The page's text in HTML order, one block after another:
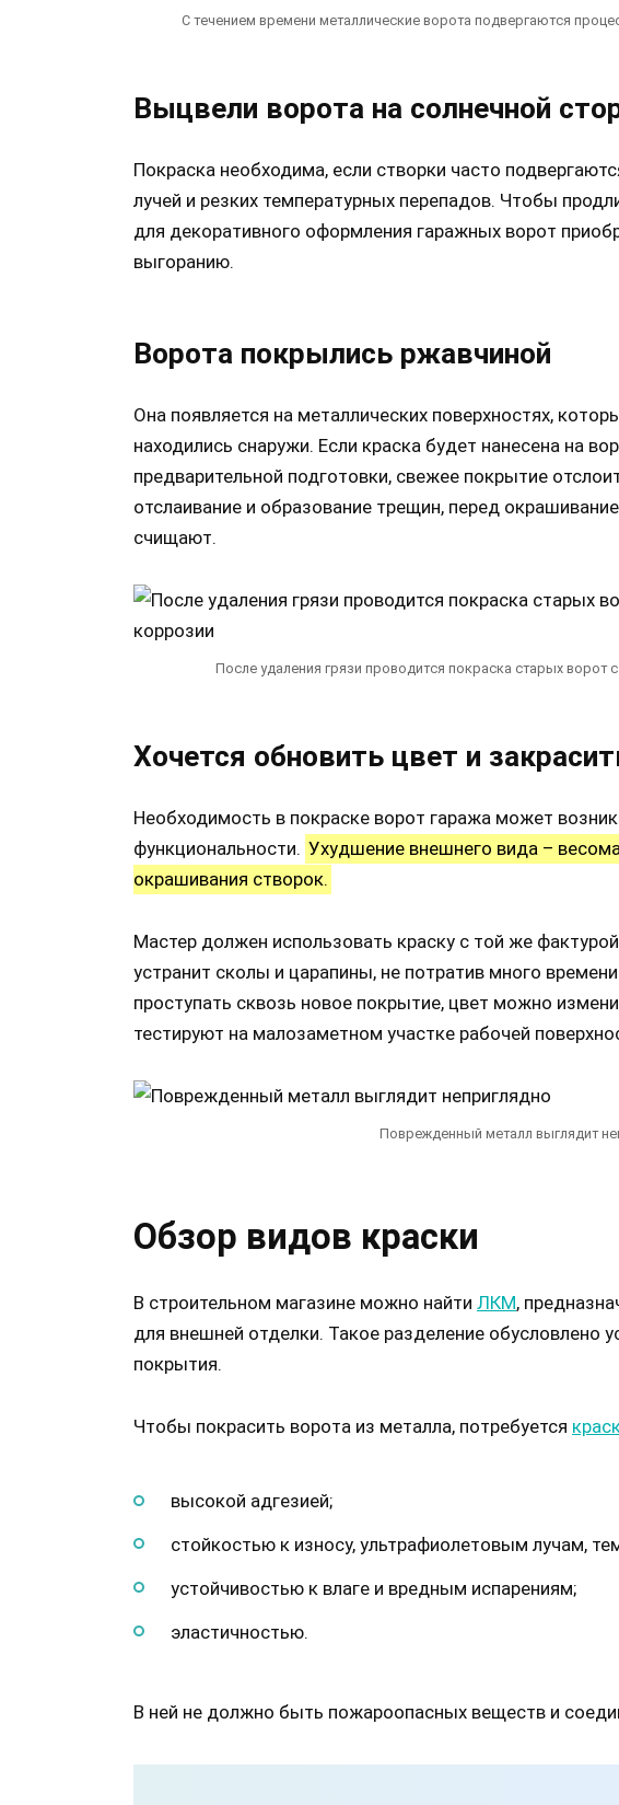
С течением времени металлические ворота подвергаются
Выцвели ворота на солнечной
Покраска необходима, если створки часто
лучей и резких температурных перепадов. Чтобы
для декоративного оформления гаражных ворот
выгоранию.
Ворота покрылись ржавчиной
Она появляется на металлических поверхностях,
находились снаружи. Если краска будет нанесена на
предварительной подготовки, свежее покрытие
отслаивание и образование трещин, перед
счищают.
После удаления грязи проводится покраска старых
Хочется обновить цвет и
Необходимость в покраске ворот гаража может
функциональности. Ухудшение внешнего вида –
окрашивания створок.
Мастер должен использовать краску с той же
устранит сколы и царапины, не потратив много
проступать сквозь новое покрытие, цвет можно
тестируют на малозаметном участке рабочей
Поврежденный металл выглядит
Обзор видов краски
В строительном магазине можно найти ЛКМ,
для внешней отделки. Такое разделение обусловлено
покрытия.
Чтобы покрасить ворота из металла, потребуется
высокой адгезией;
стойкостью к износу, ультрафиолетовым лучам,
устойчивостью к влаге и вредным испарениям;
эластичностью.
В ней не должно быть пожароопасных веществ и